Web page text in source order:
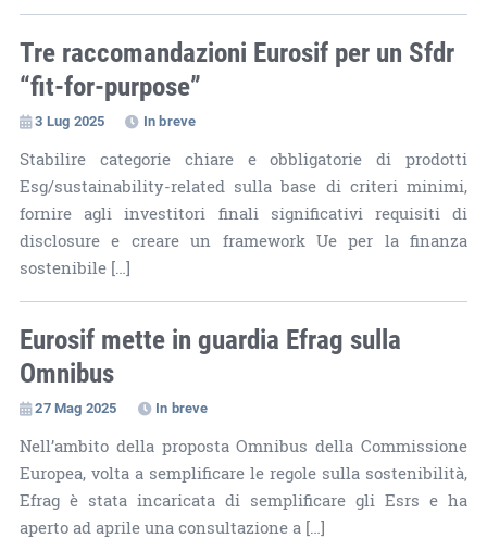
Tre raccomandazioni Eurosif per un Sfdr
“fit-for-purpose”
3 Lug 2025 In breve
Stabilire categorie chiare e obbligatorie di prodotti
Esg/sustainability-related sulla base di criteri minimi,
fornire agli investitori finali significativi requisiti di
disclosure e creare un framework Ue per la finanza
sostenibile […]
Eurosif mette in guardia Efrag sulla
Omnibus
27 Mag 2025 In breve
Nell’ambito della proposta Omnibus della Commissione
Europea, volta a semplificare le regole sulla sostenibilità,
Efrag è stata incaricata di semplificare gli Esrs e ha
aperto ad aprile una consultazione a […]